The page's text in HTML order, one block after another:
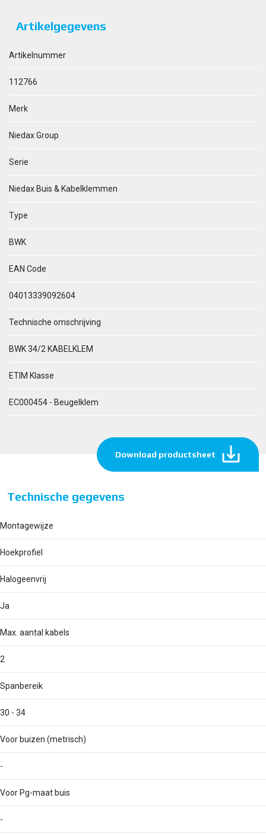
Artikelgegevens
Artikelnummer
112766
Merk
Niedax Group
Serie
Niedax Buis & Kabelklemmen
Type
BWK
EAN Code
04013339092604
Technische omschrijving
BWK 34/2 KABELKLEM
ETIM Klasse
EC000454 - Beugelklem
Download productsheet
Technische gegevens
Montagewijze
Hoekprofiel
Halogeenvrij
Ja
Max. aantal kabels
2
Spanbereik
30 - 34
Voor buizen (metrisch)
-
Voor Pg-maat buis
-